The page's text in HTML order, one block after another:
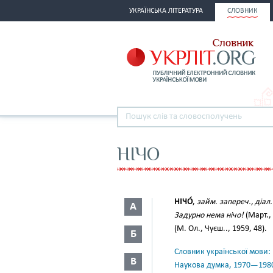
УКРАЇНСЬКА ЛІТЕРАТУРА СЛОВНИК
НІЧО
А
Б
В
НІЧО́, займ. запереч., діал.
Задурно нема нічо!(Март.,
(М. Ол., Чуєш.., 1959, 48).
Словник української
Наукова думка,